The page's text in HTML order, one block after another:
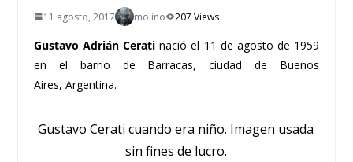
11 agosto, 2017 molino 207 Views
Gustavo Adrián Cerati nació el 11 de agosto de 1959
en el barrio de Barracas, ciudad de Buenos
Aires, Argentina.
Gustavo Cerati cuando era niño. Imagen usada
sin fines de lucro.